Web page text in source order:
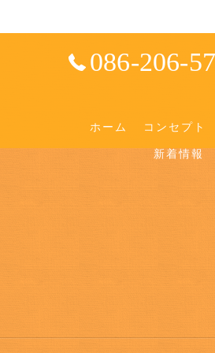
086-206-
ホーム コンセプト
新着情報